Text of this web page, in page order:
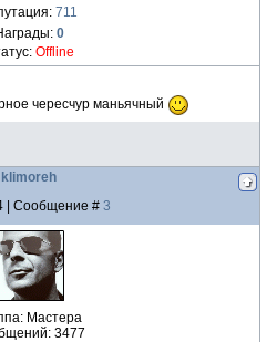
711
0
Offline
чересчур маньячный
klimoreh
| Сообщение # 3
Мастера
3477